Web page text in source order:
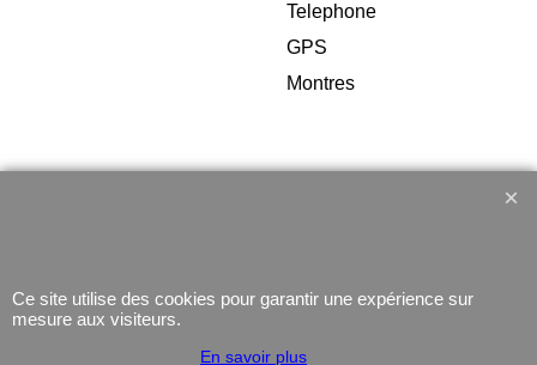
Telephone
GPS
Montres
Ce site utilise des cookies pour garantir une expérience sur
mesure aux visiteurs.
En savoir plus